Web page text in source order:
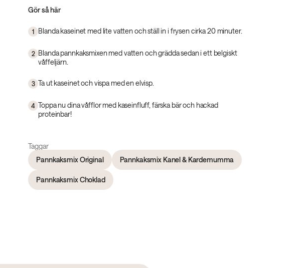
Gör så här
1 Blanda kaseinet med lite vatten och ställ in i frysen cirka 20 minuter.
2 Blanda pannkaksmixen med vatten och grädda sedan i ett belgiskt
våffeljärn.
3 Ta ut kaseinet och vispa med en elvisp.
4 Toppa nu dina våfflor med kaseinfluff, färska bär och hackad
proteinbar!
Taggar
Pannkaksmix Original
Pannkaksmix Kanel & Kardemumma
Pannkaksmix Choklad